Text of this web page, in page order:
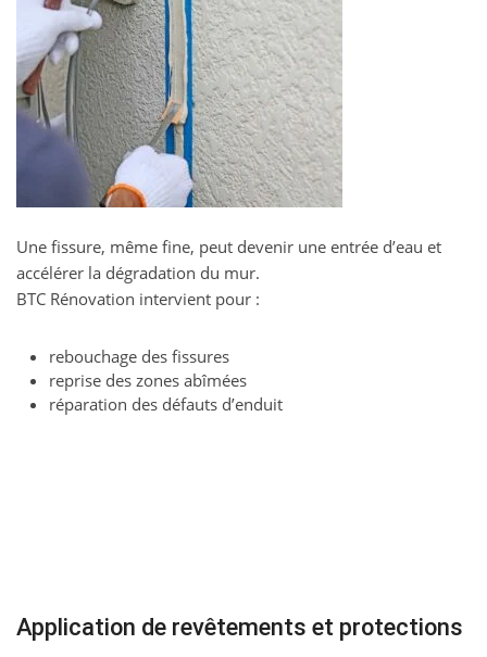
Une fissure, même fine, peut devenir une entrée d’eau et
accélérer la dégradation du mur.
BTC Rénovation intervient pour :
rebouchage des fissures
reprise des zones abîmées
réparation des défauts d’enduit
Application de revêtements et protections